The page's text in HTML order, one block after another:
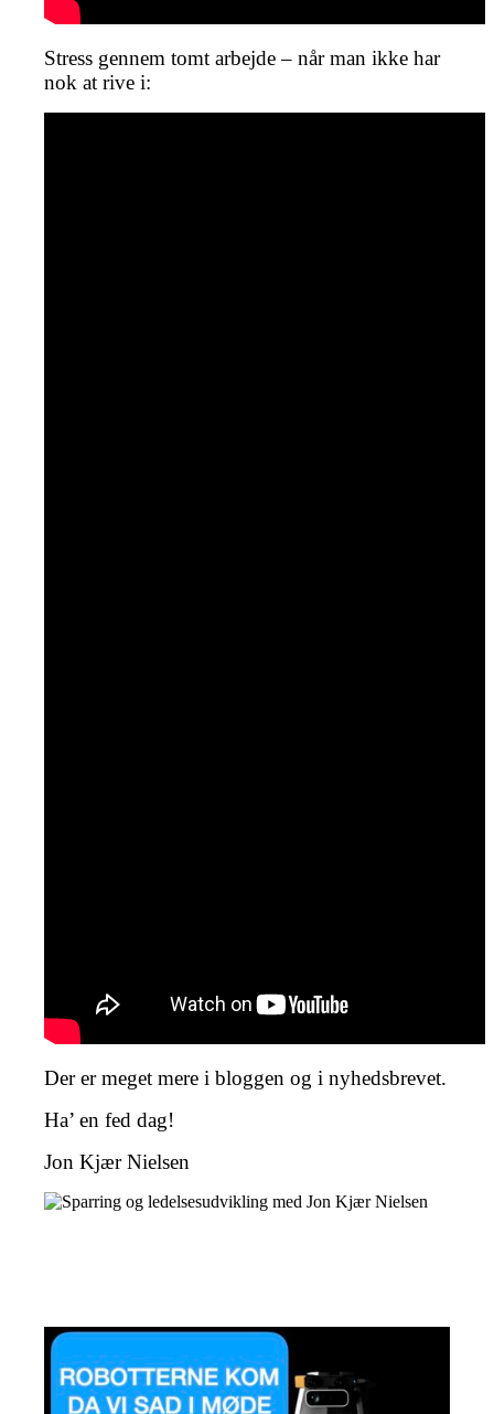
Stress gennem tomt arbejde – når man ikke har
nok at rive i:
Der er meget mere i bloggen og i nyhedsbrevet.
Ha’ en fed dag!
Jon Kjær Nielsen